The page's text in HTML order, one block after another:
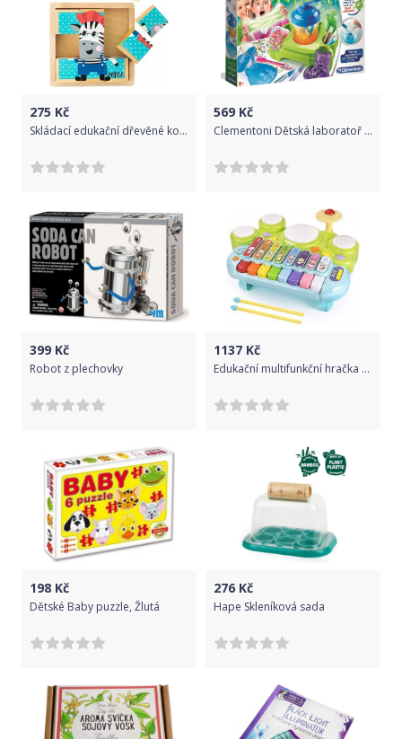
275 Kč
Skládací edukační dřevěné kostky v krabičce Akuku ZOO 9 ks, Dle obrázku
569 Kč
Clementoni Dětská laboratoř - Výroba slizu, velká sada
399 Kč
Robot z plechovky
1137 Kč
Edukační multifunkční hračka Baby Mix Xylofón, Dle obrázku
198 Kč
Dětské Baby puzzle, Žlutá
276 Kč
Hape Skleníková sada